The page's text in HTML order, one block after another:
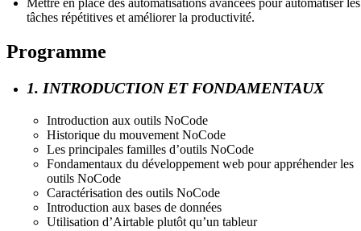
tâches répétitives et améliorer la productivité.
Programme
1. INTRODUCTION ET FONDAMENTAUX
Introduction aux outils NoCode
Historique du mouvement NoCode
Les principales familles d’outils NoCode
Fondamentaux du développement web pour appréhender les
outils NoCode
Caractérisation des outils NoCode
Introduction aux bases de données
Utilisation d’Airtable plutôt qu’un tableur